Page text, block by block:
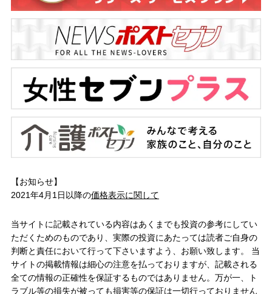
【お知らせ】
2021年4月1日以降の価格表示に関して
当サイトに記載されている内容はあくまでも投資の参考にしてい
ただくためのものであり、実際の投資にあたっては読者ご自身の
判断と責任において行って下さいますよう、お願い致します。 当
サイトの掲載情報は細心の注意を払っておりますが、記載される
全ての情報の正確性を保証するものではありません。万が一、ト
ラブル等の損失が被っても損害等の保証は一切行っておりません